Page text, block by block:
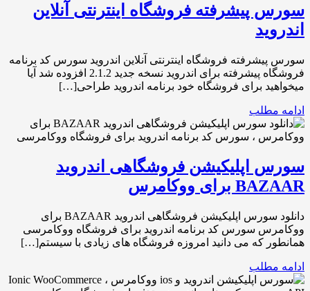
سورس پیشرفته فروشگاه اینترنتی آنلاین
اندروید
سورس پیشرفته فروشگاه اینترنتی آنلاین اندروید سورس کد برنامه
فروشگاه پیشرفته برای اندروید نسخه جدید 2.1.2 افزوده شد آیا
میخواهید برای فروشگاه خود برنامه اندروید طراحی[…]
ادامه مطلب
سورس اپلیکیشن فروشگاهی اندروید
BAZAAR برای ووکامرس
دانلود سورس اپلیکیشن فروشگاهی اندروید BAZAAR برای
ووکامرس سورس کد برنامه اندروید برای فروشگاه ووکامرسی
همانطور که می دانید امروزه فروشگاه های زیادی با سیستم[…]
ادامه مطلب